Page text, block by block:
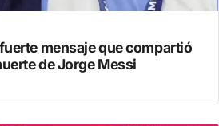
mensaje que compartió
de Jorge Messi